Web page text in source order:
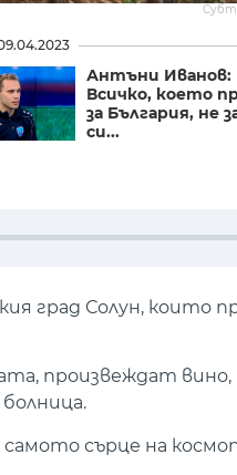
Антъни Иванов:
Всичко, което
за България, не
си...
град Солун, които
произвеждат
сърце на